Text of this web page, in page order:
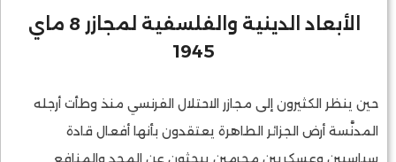
الأبعاد الدينية والفلسفية لمجازر 8 ماي
1945
حين ينظر الكثيرون إلى مجازر الاحتلال الفرنسي منذ وطأت أرجله
المدنَّسة أرض الجزائر الطاهرة يعتقدون بأنها أفعال قادة
سياسيين وعسكريين مجرمين يبحثون عن المجد والمنافع